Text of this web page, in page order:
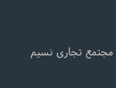
مجتمع تجاری نسیم